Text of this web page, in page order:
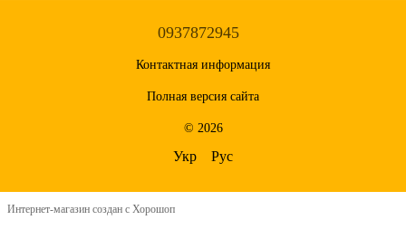
0937872945
Контактная информация
Полная версия сайта
© 2026
Укр Рус
Интернет-магазин создан с Хорошоп